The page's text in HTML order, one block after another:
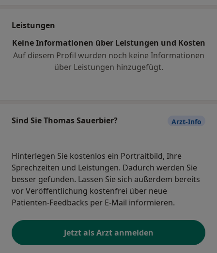
Leistungen
Keine Informationen über Leistungen und Kosten
Auf diesem Profil wurden noch keine Informationen
über Leistungen hinzugefügt.
Sind Sie Thomas Sauerbier? Arzt-Info
Hinterlegen Sie kostenlos ein Portraitbild, Ihre
Sprechzeiten und Leistungen. Dadurch werden Sie
besser gefunden. Lassen Sie sich außerdem bereits
vor Veröffentlichung kostenfrei über neue
Patienten-Feedbacks per E-Mail informieren.
Jetzt als Arzt anmelden